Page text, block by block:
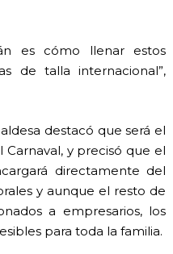
es cómo llenar estos
de talla internacional”,
destacó que será el
y precisó que el
directamente del
y aunque el resto de
a empresarios, los
para toda la familia.